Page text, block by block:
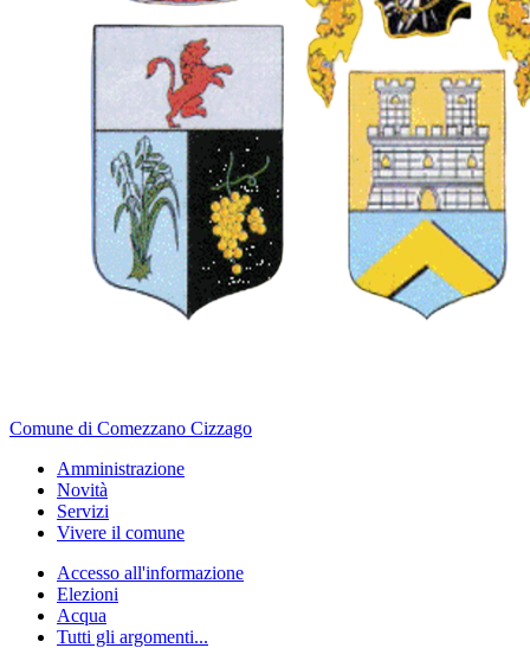
Comune di Comezzano Cizzago
Amministrazione
Novità
Servizi
Vivere il comune
Accesso all'informazione
Elezioni
Acqua
Tutti gli argomenti...